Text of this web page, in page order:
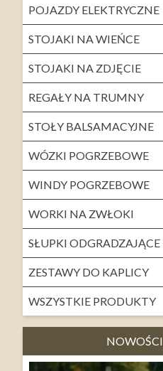
POJAZDY ELEKTRYCZNE
STOJAKI NA WIEŃCE
STOJAKI NA ZDJĘCIE
REGAŁY NA TRUMNY
STOŁY BALSAMACYJNE
WÓZKI POGRZEBOWE
WINDY POGRZEBOWE
WORKI NA ZWŁOKI
SŁUPKI ODGRADZAJĄCE
ZESTAWY DO KAPLICY
WSZYSTKIE PRODUKTY
NOWOŚCI